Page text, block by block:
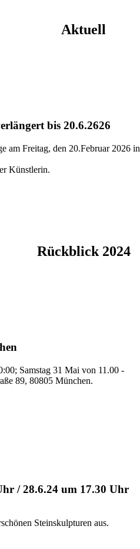
Aktuell
bis 20.6.2626
am Freitag, den 20.Februar 2026 in
Künstlerin.
Rückblick 2024
Samstag 31 Mai von 11.00 -
89, 80805 München.
/ 28.6.24 um 17.30 Uhr
Steinskulpturen aus.